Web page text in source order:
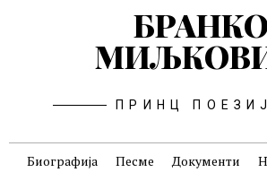
БРАНКО
ПРИНЦ
Биографија Песме Документи